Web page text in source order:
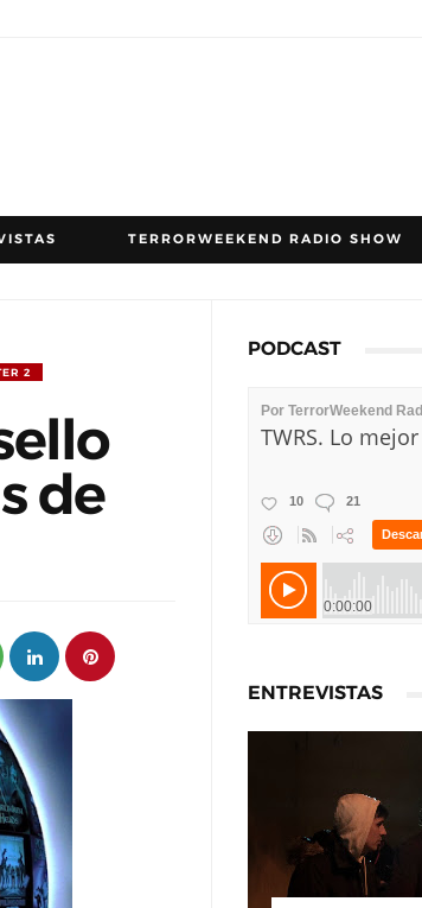
TERRORWEEKEND RADIO SHOW
2
de
PODCAST
ENTREVISTAS